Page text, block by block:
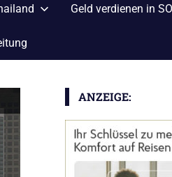
Geld verdienen in
ANZEIGE: